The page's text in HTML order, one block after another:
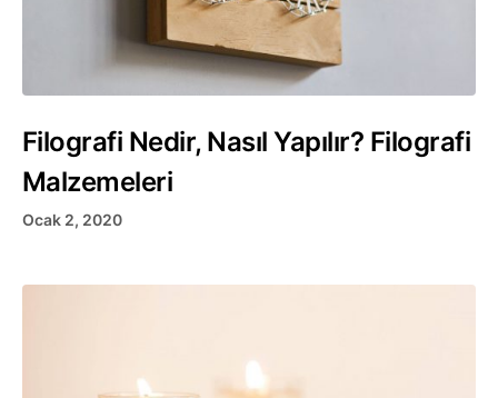
Filografi Nedir, Nasıl Yapılır? Filografi
Malzemeleri
Ocak 2, 2020